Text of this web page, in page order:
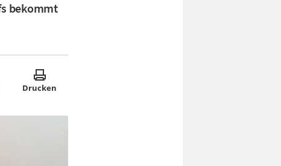
bekommt
Drucken